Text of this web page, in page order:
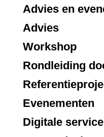
Advies en
Advies
Workshop
Rondleiding
Evenementen
Digitale service